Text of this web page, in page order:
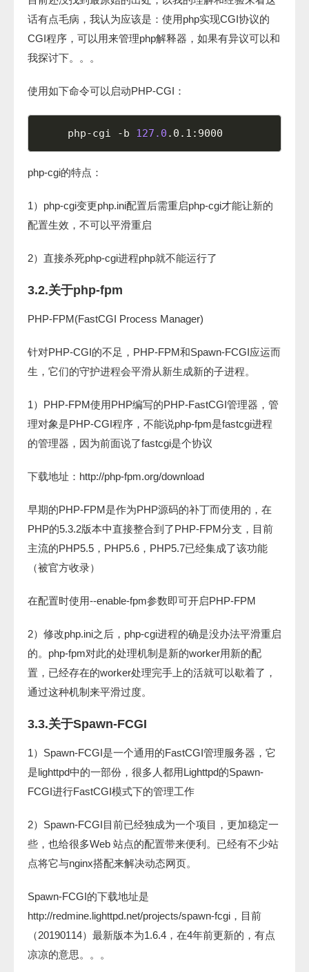
话有点毛病，我认为应该是：使用php实现CGI协议的
CGI程序，可以用来管理php解释器，如果有异议可以和
我探讨下。。。
使用如下命令可以启动PHP-CGI：
php-cgi -b 127.0
php-cgi的特点：
1）php-cgi变更php.ini配置后需重启php-cgi才能让新的
配置生效，不可以平滑重启
2）直接杀死php-cgi进程php就不能运行了
3.2.关于php-fpm
PHP-FPM(FastCGI Process Manager)
针对PHP-CGI的不足，PHP-FPM和Spawn-FCGI应运而
生，它们的守护进程会平滑从新生成新的子进程。
1）PHP-FPM使用PHP编写的PHP-FastCGI管理器，管
理对象是PHP-CGI程序，不能说php-fpm是fastcgi进程
的管理器，因为前面说了fastcgi是个协议
下载地址：http://php-fpm.org/download
早期的PHP-FPM是作为PHP源码的补丁而使用的，在
PHP的5.3.2版本中直接整合到了PHP-FPM分支，目前
主流的PHP5.5，PHP5.6，PHP5.7已经集成了该功能
（被官方收录）
在配置时使用--enable-fpm参数即可开启PHP-FPM
2）修改php.ini之后，php-cgi进程的确是没办法平滑重启
的。php-fpm对此的处理机制是新的worker用新的配
置，已经存在的worker处理完手上的活就可以歇着了，
通过这种机制来平滑过度。
3.3.关于Spawn-FCGI
1）Spawn-FCGI是一个通用的FastCGI管理服务器，它
是lighttpd中的一部份，很多人都用Lighttpd的Spawn-
FCGI进行FastCGI模式下的管理工作
2）Spawn-FCGI目前已经独成为一个项目，更加稳定一
些，也给很多Web 站点的配置带来便利。已经有不少站
点将它与nginx搭配来解决动态网页。
Spawn-FCGI的下载地址是
http://redmine.lighttpd.net/projects/spawn-fcgi，目前
（20190114）最新版本为1.6.4，在4年前更新的，有点
凉凉的意思。。。